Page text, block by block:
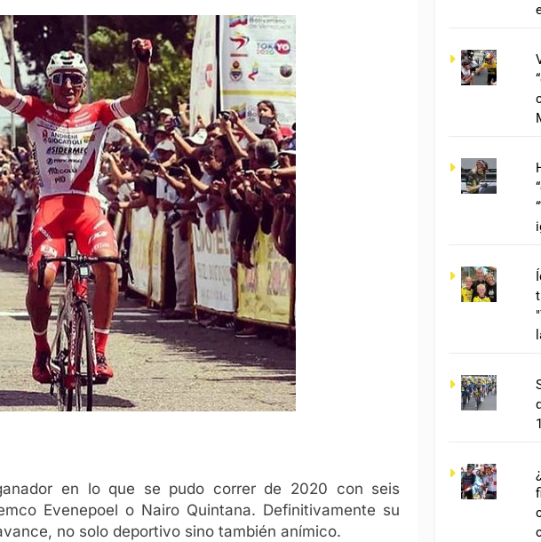
en lo que se pudo correr de 2020 con seis
Evenepoel o Nairo Quintana. Definitivamente su
no solo deportivo sino también anímico.